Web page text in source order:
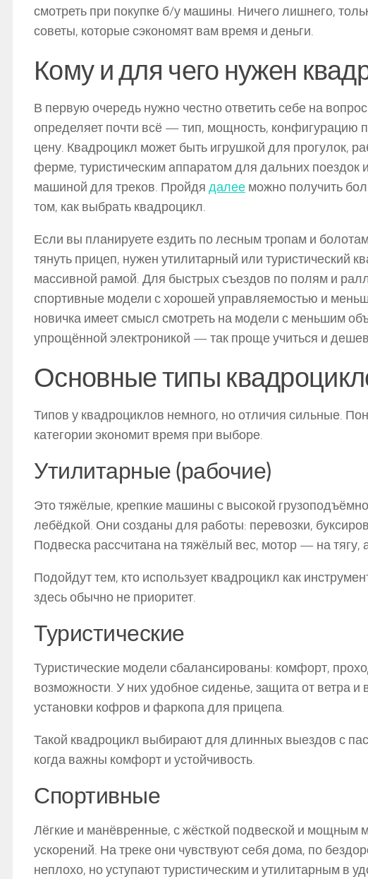
смотреть при покупке б/у машины. Ничего лишнего,
советы, которые сэкономят вам время и деньги.
Кому и для чего нужен
В первую очередь нужно честно ответить себе на
определяет почти всё — тип, мощность, конфигурацию
цену. Квадроцикл может быть игрушкой для прогулок,
ферме, туристическим аппаратом для дальних поездок
машиной для треков. Пройдя далее можно получить
том, как выбрать квадроцикл.
Если вы планируете ездить по лесным тропам и
тянуть прицеп, нужен утилитарный или туристический
массивной рамой. Для быстрых съездов по полям и
спортивные модели с хорошей управляемостью и
новичка имеет смысл смотреть на модели с меньшим
упрощённой электроникой — так проще учиться и
Основные типы
Типов у квадроциклов немного, но отличия сильные.
категории экономит время при выборе.
Утилитарные (рабочие)
Это тяжёлые, крепкие машины с высокой
лебёдкой. Они созданы для работы: перевозки,
Подвеска рассчитана на тяжёлый вес, мотор — на тягу,
Подойдут тем, кто использует квадроцикл как
здесь обычно не приоритет.
Туристические
Туристические модели сбалансированы: комфорт,
возможности. У них удобное сиденье, защита от ветра и
установки кофров и фаркопа для прицепа.
Такой квадроцикл выбирают для длинных выездов с
когда важны комфорт и устойчивость.
Спортивные
Лёгкие и манёвренные, с жёсткой подвеской и мощным
ускорений. На треке они чувствуют себя дома, по
неплохо, но уступают туристическим и утилитарным в